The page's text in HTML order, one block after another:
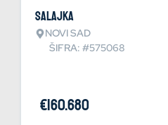
Salajka
NOVI SAD
ŠIFRA: #575068
€160.680